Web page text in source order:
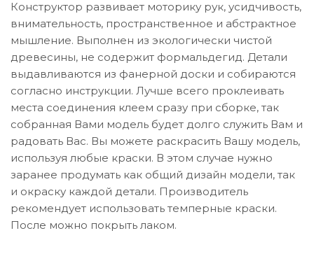
Конструктор развивает моторику рук, усидчивость,
внимательность, пространственное и абстрактное
мышление. Выполнен из экологически чистой
древесины, не содержит формальдегид. Детали
выдавливаются из фанерной доски и собираются
согласно инструкции. Лучше всего проклеивать
места соединения клеем сразу при сборке, так
собранная Вами модель будет долго служить Вам и
радовать Вас. Вы можете раскрасить Вашу модель,
используя любые краски. В этом случае нужно
заранее продумать как общий дизайн модели, так
и окраску каждой детали. Производитель
рекомендует использовать темперные краски.
После можно покрыть лаком.